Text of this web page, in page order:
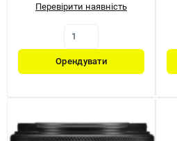
Перевірити наявність
Орендувати